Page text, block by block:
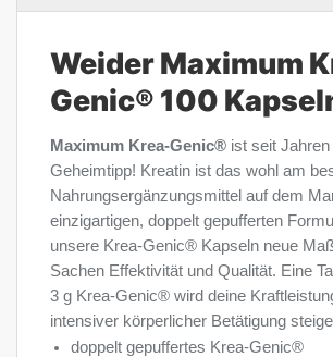
Weider Maximum
Genic® 100
Maximum Krea-Genic® ist seit
Geheimtipp! Kreatin ist das wohl am
Nahrungsergänzungsmittel auf dem
einzigartigen, doppelt gepufferten
unsere Krea-Genic® Kapseln neue
Sachen Effektivität und Qualität. Eine
3 g Krea-Genic® wird deine
intensiver körperlicher Betätigung
doppelt gepuffertes Krea-Genic®